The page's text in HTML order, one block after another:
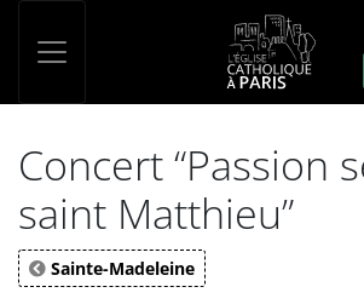
Concert “Passion
saint Matthieu”
Sainte-Madeleine
Panneau de gestion des cookies